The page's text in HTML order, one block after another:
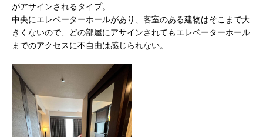
がアサインされるタイプ。
中央にエレベーターホールがあり、客室のある建物はそこまで大
きくないので、どの部屋にアサインされてもエレベーターホール
までのアクセスに不自由は感じられない。